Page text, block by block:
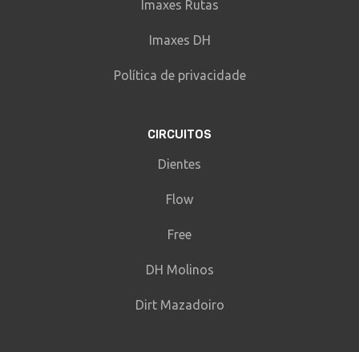
Imaxes Rutas
Imaxes DH
Política de privacidade
CIRCUITOS
Dientes
Flow
Free
DH Molinos
Dirt Mazadoiro